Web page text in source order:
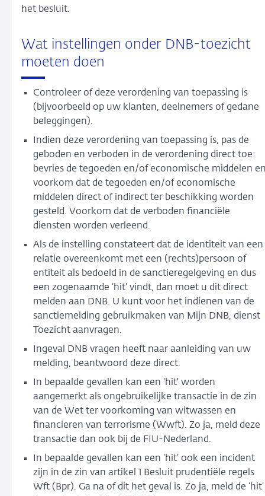
het besluit.
Wat instellingen onder DNB-toezicht
moeten doen
Controleer of deze verordening van toepassing is
(bijvoorbeeld op uw klanten, deelnemers of gedane
beleggingen).
Indien deze verordening van toepassing is, pas de
geboden en verboden in de verordening direct toe:
bevries de tegoeden en/of economische middelen
voorkom dat de tegoeden en/of economische
middelen direct of indirect ter beschikking worden
gesteld. Voorkom dat de verboden financiële
diensten worden verleend.
Als de instelling constateert dat de identiteit van een
relatie overeenkomt met een (rechts)persoon of
entiteit als bedoeld in de sanctieregelgeving en dus
een zogenaamde ‘hit’ vindt, dan moet u dit direct
melden aan DNB. U kunt voor het indienen van de
sanctiemelding gebruikmaken van Mijn DNB, dienst
Toezicht aanvragen.
Ingeval DNB vragen heeft naar aanleiding van uw
melding, beantwoord deze direct.
In bepaalde gevallen kan een 'hit' worden
aangemerkt als ongebruikelijke transactie in de zin
van de Wet ter voorkoming van witwassen en
financieren van terrorisme (Wwft). Zo ja, meld deze
transactie dan ook bij de FIU-Nederland.
In bepaalde gevallen kan een ‘hit’ ook een incident
zijn in de zin van artikel 1 Besluit prudentiële regels
Wft (Bpr). Ga na of dit het geval is. Zo ja, meld de ‘hit’